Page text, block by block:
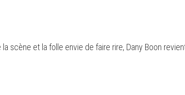
scène et la folle envie de faire rire, Dany Boon